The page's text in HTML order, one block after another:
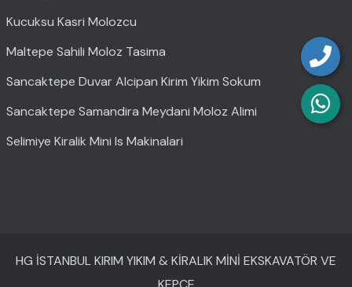
Kucuksu Kasri Molozcu
Maltepe Sahili Moloz Tasima
Sancaktepe Duvar Alcipan Kirim Yikim Sokum
Sancaktepe Samandira Meydani Moloz Alimi
Selimiye Kiralik Mini Is Makinalari
HG İSTANBUL KIRIM YIKIM & KİRALIK MİNİ EKSKAVATÖR VE